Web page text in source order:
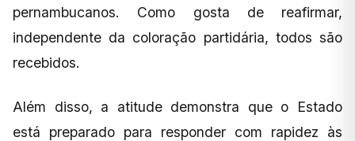
pernambucanos. Como gosta de reafirmar,
independente da coloração partidária, todos são
recebidos.
Além disso, a atitude demonstra que o Estado
está preparado para responder com rapidez às